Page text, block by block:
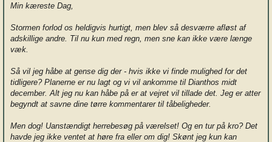
Min kæreste Dag,
Stormen forlod os heldigvis hurtigt, men blev så desværre afløst af
adskillige andre. Til nu kun med regn, men sne kan ikke være længe
væk.
Så vil jeg håbe at gense dig der - hvis ikke vi finde mulighed for det
tidligere? Planerne er nu lagt og vi vil ankomme til Dianthos midt
december. Alt jeg nu kan håbe på er at vejret vil tillade det. Jeg er atter
begyndt at savne dine tørre kommentarer til tåbeligheder.
Men dog! Uanstændigt herrebesøg på værelset! Og en tur på kro? Det
havde jeg ikke ventet at høre fra eller om dig! Skønt jeg kun kan